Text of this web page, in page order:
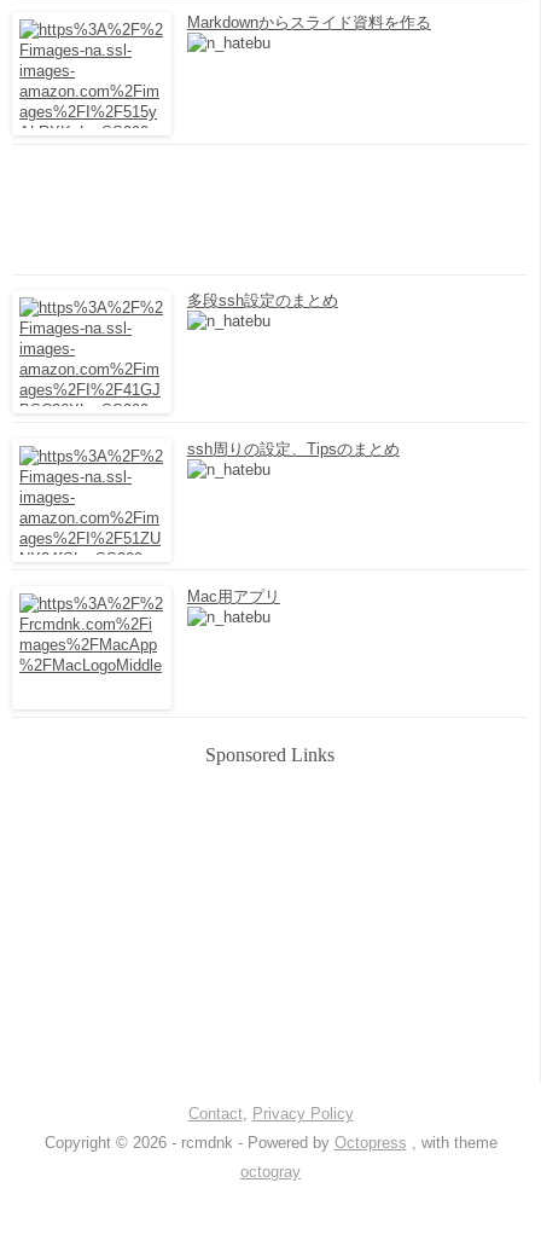
Markdownからスライド資料を作る
多段ssh設定のまとめ
ssh周りの設定、Tipsのまとめ
Mac用アプリ
Sponsored Links
Contact, Privacy Policy
Copyright © 2026 - rcmdnk - Powered by Octopress , with theme
octogray